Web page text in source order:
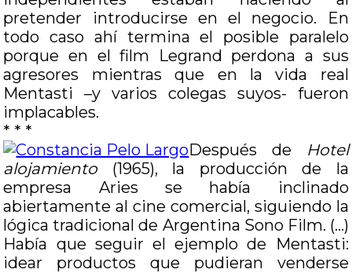
pretender introducirse en el negocio. En
todo caso ahí termina el posible paralelo
porque en el film Legrand perdona a sus
agresores mientras que en la vida real
Mentasti –y varios colegas suyos- fueron
implacables.
* * *
Después de
Hotel
alojamiento(1965), la producción de la
empresa Aries se había inclinado
abiertamente al cine comercial, siguiendo la
lógica tradicional de Argentina Sono Film. (…)
Había que seguir el ejemplo de Mentasti:
idear productos que pudieran venderse